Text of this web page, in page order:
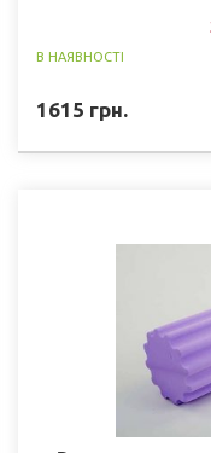
В НАЯВНОСТІ
1615 грн.